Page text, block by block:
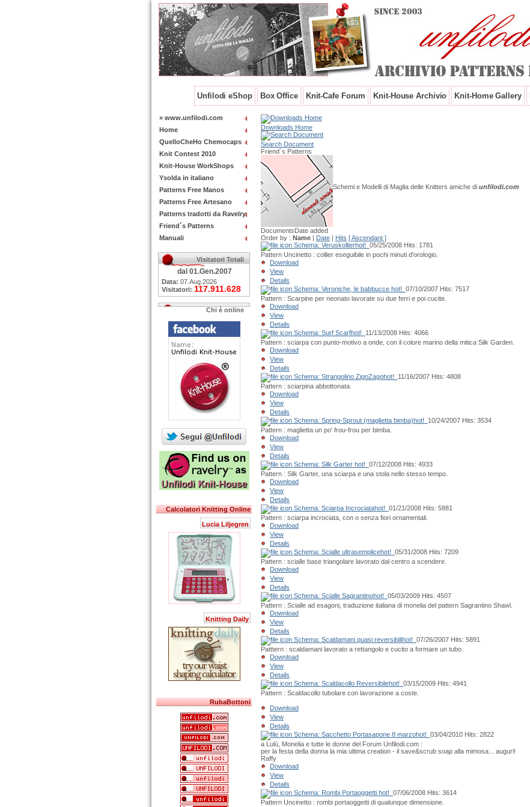
Unfilodi eShop Box Office Knit-Cafe Forum Knit-House Archivio Knit-Home Gallery
» www.unfilodi.com
Home
QuelloCheHo Chemocaps
Knit Contest 2010
Knit-House WorkShops
Ysolda in italiano
Patterns Free Manos
Patterns Free Artesano
Patterns tradotti da Ravelry
Friend´s Patterns
Manuali
Visitatori Totali
dal 01.Gen.2007
Data: 07.Aug.2026
Visitatori: 117.911.628
Chi è online
Calcolatori Knitting Online
Lucia Liljegren
Knitting Daily
RubaBottoni
Downloads Home
Search Document
Friend´s Patterns
Schemi e Modelli di Maglia delle Knitters amiche di unfilodi.com
DocumentsDate added
Order by : Name | Date | Hits [ Ascendant ]
Schema: Veruskollierhot! 05/25/2008 Hits: 1781
Pattern Uncinetto : collier eseguibile in pochi minuti d'orologio.
Download
View
Details
Schema: Veroniche, le babbucce hot! 07/10/2007 Hits: 7517
Pattern : Scarpine per neonato lavorate su due ferri e poi cucite.
Download
View
Details
Schema: Surf Scarfhot! 11/13/2008 Hits: 4066
Pattern : sciarpa con punto-motivo a onde, con il colore marino della mitica Silk Garden.
Download
View
Details
Schema: Strangolino ZigoZagohot! 11/16/2007 Hits: 4808
Pattern : sciarpina abbottonata.
Download
View
Details
Schema: Spring-Sprout (maglietta bimba)hot! 10/24/2007 Hits: 3534
Pattern : maglietta un po' frou-frou per bimba.
Download
View
Details
Schema: Silk Garter hot! 07/12/2008 Hits: 4933
Pattern : Silk Garter, una sciarpa e una stola nello stesso tempo.
Download
View
Details
Schema: Sciarpa Incrociatahot! 01/21/2008 Hits: 5881
Pattern : sciarpa incrociata, con o senza fiori ornamentali.
Download
View
Details
Schema: Scialle ultrasemplicehot! 05/31/2008 Hits: 7209
Pattern : scialle base triangolare lavorato dal centro a scendere.
Download
View
Details
Schema: Scialle Sagrantinohot! 05/03/2009 Hits: 4507
Pattern : Scialle ad esagoni, traduzione italiana di monelia del pattern Sagrantino Shawl.
Download
View
Details
Schema: Scaldamani quasi reversibilihot! 07/26/2007 Hits: 5891
Patttern : scaldamani lavorato a rettangolo e cucito a formare un tubo.
Download
View
Details
Schema: Scaldacollo Reversibilehot! 03/15/2009 Hits: 4941
Pattern : Scaldacollo tubolare con lavorazione a coste.
Download
View
Details
Schema: Sacchetto Portasapone 8 marzohot! 03/04/2010 Hits: 2822
a Lulù, Monelia e tutte le donne del Forum Unfilodi.com :
per la festa della donna la mia ultima creation - il save&scrub soap alla mimosa... auguri!
Raffy
Download
View
Details
Schema: Rombi Portaoggetti hot! 07/06/2008 Hits: 3614
Pattern Uncinetto : rombi portaoggetti di qualunque dimensione.